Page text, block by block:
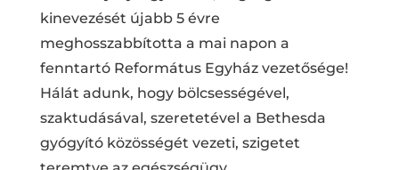
kinevezését újabb 5 évre
meghosszabbította a mai napon a
fenntartó Református Egyház vezetősége!
Hálát adunk, hogy bölcsességével,
szaktudásával, szeretetével a Bethesda
gyógyító közösségét vezeti, szigetet